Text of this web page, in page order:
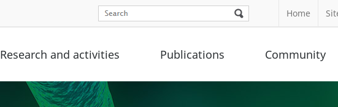
Home
Research and activities Publications Community